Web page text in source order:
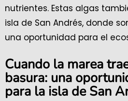
nutrientes. Estas algas
isla de San Andrés, donde
una oportunidad para el
Cuando la marea
basura: una
para la isla de San